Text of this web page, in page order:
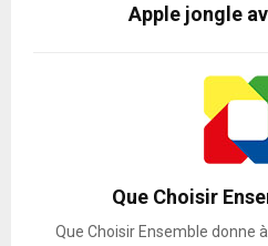
Apple jongle
Que Choisir
Que Choisir Ensemble donne